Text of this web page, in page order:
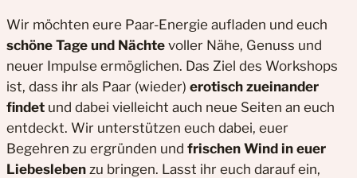
Wir möchten eure Paar-Energie aufladen und euch
schöne Tage und Nächte voller Nähe, Genuss und
neuer Impulse ermöglichen. Das Ziel des Workshops
ist, dass ihr als Paar (wieder) erotisch zueinander
findet und dabei vielleicht auch neue Seiten an euch
entdeckt. Wir unterstützen euch dabei, euer
Begehren zu ergründen und frischen Wind in euer
Liebesleben zu bringen. Lasst ihr euch darauf ein,